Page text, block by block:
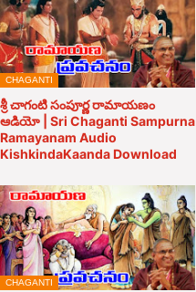
CHAGANTI
శ్రీ చాగంటి సంపూర్ణ రామాయణం
ఆడియో | Sri Chaganti Sampurna
Ramayanam Audio
KishkindaKaanda Download
CHAGANTI